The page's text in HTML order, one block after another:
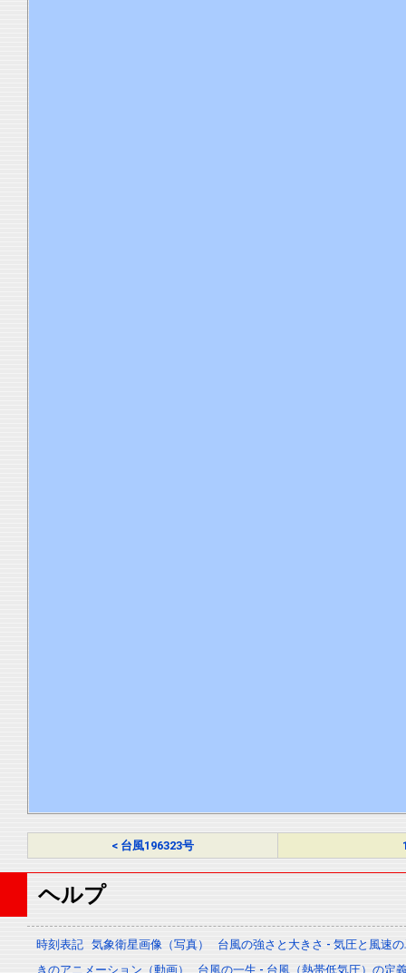
< 台風196323号
ヘルプ
時刻表記 気象衛星画像（写真）
台風の強さと大きさ - 気圧と風速
きのアニメーション（動画）
台風の一生 - 台風（熱帯低気圧）の定